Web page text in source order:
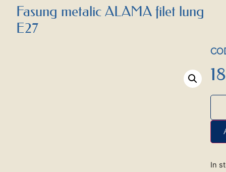
Fasung metalic ALAMA filet lung
E27
In